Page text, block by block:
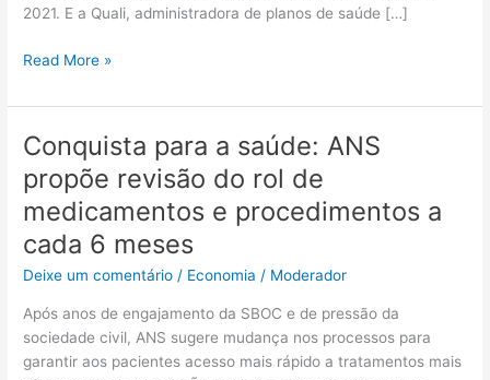
2021. E a Quali, administradora de planos de saúde […]
Read More »
Conquista para a saúde: ANS
propõe revisão do rol de
medicamentos e procedimentos a
cada 6 meses
Deixe um comentário / Economia / Moderador
Após anos de engajamento da SBOC e de pressão da
sociedade civil, ANS sugere mudança nos processos para
garantir aos pacientes acesso mais rápido a tratamentos mais
Conquista
a
saúde:
ANS
revisão
do
rol
de